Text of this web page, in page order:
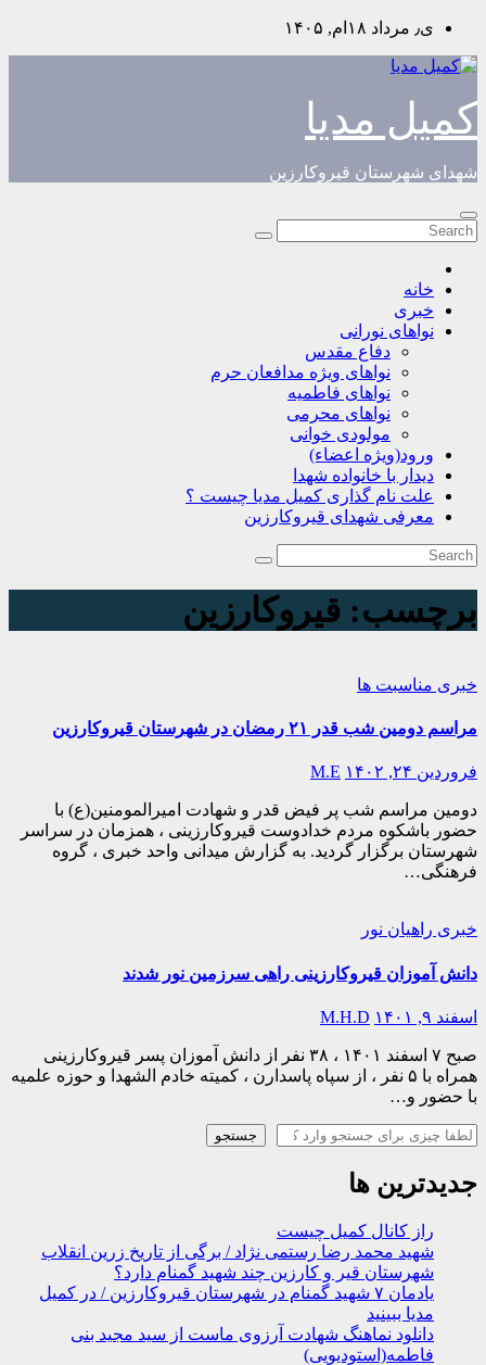
Skip
content
ی٫ مرداد ۱۸ام, ۱۴۰۵
کمیل مدیا
شهدای شهرستان قیروکارزین
خانه
خبری
نواهای نورانی
دفاع مقدس
نواهای ویژه مدافعان حرم
نواهای فاطمیه
نواهای محرمی
مولودی خوانی
ورود(ویژه اعضاء)
دیدار با خانواده شهدا
علت نام گذاری کمیل مدیا چیست ؟
معرفی شهدای قیروکارزین
برچسب: قيروكارزين
خبری مناسبت ها
مراسم دومین شب قدر ۲۱ رمضان در شهرستان قیروکارزین
فروردین ۲۴, ۱۴۰۲ M.E
دومین مراسم شب پر فیض قدر و شهادت امیرالمومنین(ع) با
حضور باشکوه مردم خدادوست قیروکارزینی ، همزمان در سراسر
شهرستان برگزار گردید. به گزارش میدانی واحد خبری ، گروه
فرهنگی…
خبری راهیان نور
دانش آموزان قیروکارزینی راهی سرزمین نور شدند
اسفند ۹, ۱۴۰۱ M.H.D
صبح ۷ اسفند ۱۴۰۱ ، ۳۸ نفر از دانش آموزان پسر قیروکارزینی
همراه با ۵ نفر ، از سپاه پاسدارن ، کمیته خادم الشهدا و حوزه علمیه
با حضور و…
جستجو
جستجو
جدیدترین ها
راز کانال کمیل چیست
شهید محمد رضا رستمی نژاد / برگی از تاریخ زرین انقلاب
شهرستان قیر و کارزین چند شهید گمنام دارد؟
یادمان ۷ شهید گمنام در شهرستان قیروکارزین / در کمیل
مدیا ببینید
دانلود نماهنگ شهادت آرزوی ماست از سید مجید بنی
فاطمه(استودیویی)